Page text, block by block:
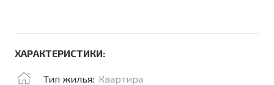
ХАРАКТЕРИСТИКИ:
Тип жилья: Квартира